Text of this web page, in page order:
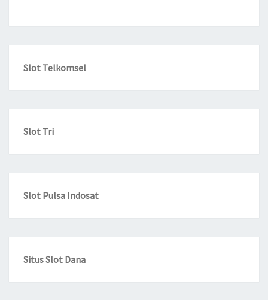
Slot Telkomsel
Slot Tri
Slot Pulsa Indosat
Situs Slot Dana